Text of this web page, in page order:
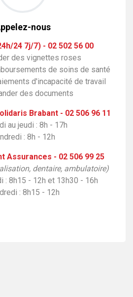
nous
24 7j/7) - 02 502 56 00
des vignettes roses
de soins de santé
d'incapacité de travail
des documents
Brabant - 02 506 96 11
au jeudi : 8h - 17h
: 8h - 12h
Assurances - 02 506 99 25
dentaire, ambulatoire)
: 8h15 - 12h et 13h30 - 16h
: 8h15 - 12h